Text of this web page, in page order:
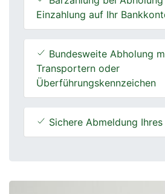
Einzahlung auf Ihr
Bundesweite Abholung
Transportern oder
Überführungskennzeichen
Sichere Abmeldung